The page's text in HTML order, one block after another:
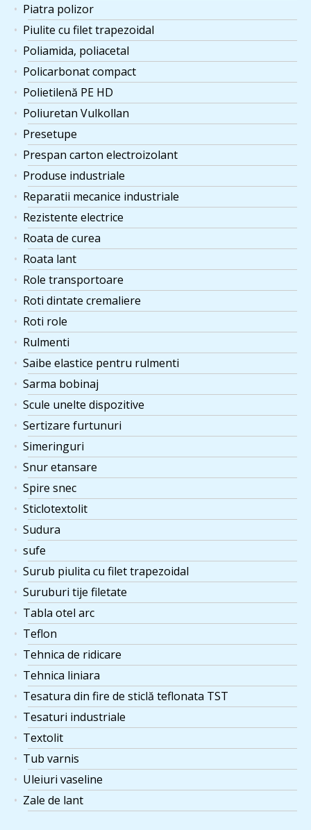
Piatra polizor
Piulite cu filet trapezoidal
Poliamida, poliacetal
Policarbonat compact
Polietilenă PE HD
Poliuretan Vulkollan
Presetupe
Prespan carton electroizolant
Produse industriale
Reparatii mecanice industriale
Rezistente electrice
Roata de curea
Roata lant
Role transportoare
Roti dintate cremaliere
Roti role
Rulmenti
Saibe elastice pentru rulmenti
Sarma bobinaj
Scule unelte dispozitive
Sertizare furtunuri
Simeringuri
Snur etansare
Spire snec
Sticlotextolit
Sudura
sufe
Surub piulita cu filet trapezoidal
Suruburi tije filetate
Tabla otel arc
Teflon
Tehnica de ridicare
Tehnica liniara
Tesatura din fire de sticlă teflonata TST
Tesaturi industriale
Textolit
Tub varnis
Uleiuri vaseline
Zale de lant